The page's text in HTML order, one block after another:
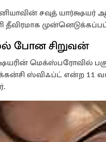
சவுத்
தீவிரமாக
போன சிறுவன்
மெக்ஸ்பரோவில்
ஸ்விஃப்ட் என்ற 11